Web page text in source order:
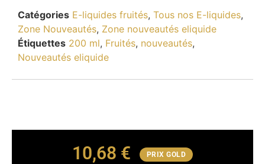
Catégories E-liquides fruités, Tous nos E-liquides,
Zone Nouveautés, Zone nouveautés eliquide
Étiquettes 200 ml, Fruités, nouveautés,
Nouveautés eliquide
10,68 € PRIX GOLD